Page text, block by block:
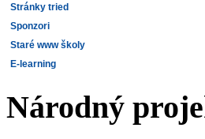
Stránky tried
Sponzori
Staré www školy
E-learning
Národný